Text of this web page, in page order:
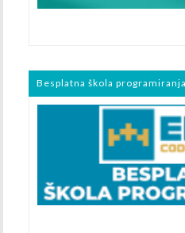
Besplatna škola programiranja